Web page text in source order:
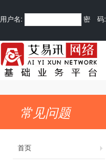
用户名: 密 码:
常见问题
首页